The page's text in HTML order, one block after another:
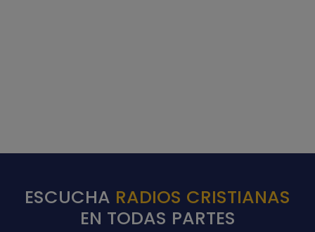
ESCUCHA RADIOS CRISTIANAS
EN TODAS PARTES